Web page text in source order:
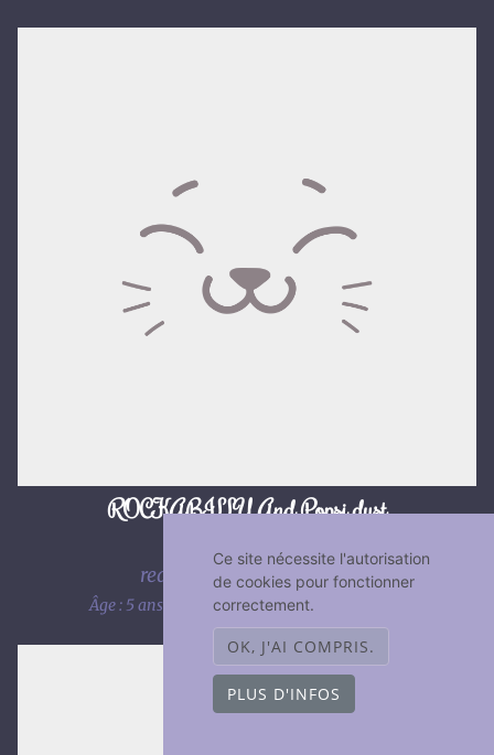
ROCKABILLY And Popsi dust
Maine coon, Mâle
red silver blotched tabby
Âge : 5 ans 11 moisStatut : A rejoint sa famille
Ce site nécessite l'autorisation
de cookies pour fonctionner
correctement.
OK, J'AI COMPRIS.
PLUS D'INFOS